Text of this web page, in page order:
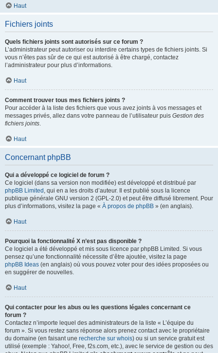
Haut
Fichiers joints
Quels fichiers joints sont autorisés sur ce forum ?
L’administrateur peut autoriser ou interdire certains types de fichiers joints. Si
vous n’êtes pas sûr de ce qui est autorisé à être chargé, contactez
l’administrateur pour plus d’informations.
Haut
Comment trouver tous mes fichiers joints ?
Pour accéder à la liste des fichiers que vous avez joints à vos messages et
messages privés, allez dans votre panneau de l’utilisateur puis Gestion des
fichiers joints.
Haut
Concernant phpBB
Qui a développé ce logiciel de forum ?
Ce logiciel (dans sa version non modifiée) est développé et distribué par
phpBB Limited , qui en a les droits d’auteur. Il est publié sous la licence
publique générale GNU version 2 (GPL-2.0) et peut être diffusé librement. Pour
plus d’informations, visitez la page « À propos de phpBB » (en anglais).
Haut
Pourquoi la fonctionnalité X n’est pas disponible ?
Ce logiciel a été développé et mis sous licence par phpBB Limited. Si vous
pensez qu’une fonctionnalité nécessite d’être ajoutée, visitez la page
phpBB Ideas (en anglais) où vous pouvez voter pour des idées proposées ou
en suggérer de nouvelles.
Haut
Qui contacter pour les abus ou les questions légales concernant ce
forum ?
Contactez n’importe lequel des administrateurs de la liste « L’équipe du
forum ». Si vous restez sans réponse alors prenez contact avec le propriétaire
du domaine (en faisant une recherche sur whois) ou si un service gratuit est
utilisé (exemple : Yahoo!, Free, f2s.com, etc.), avec le service de gestion ou des